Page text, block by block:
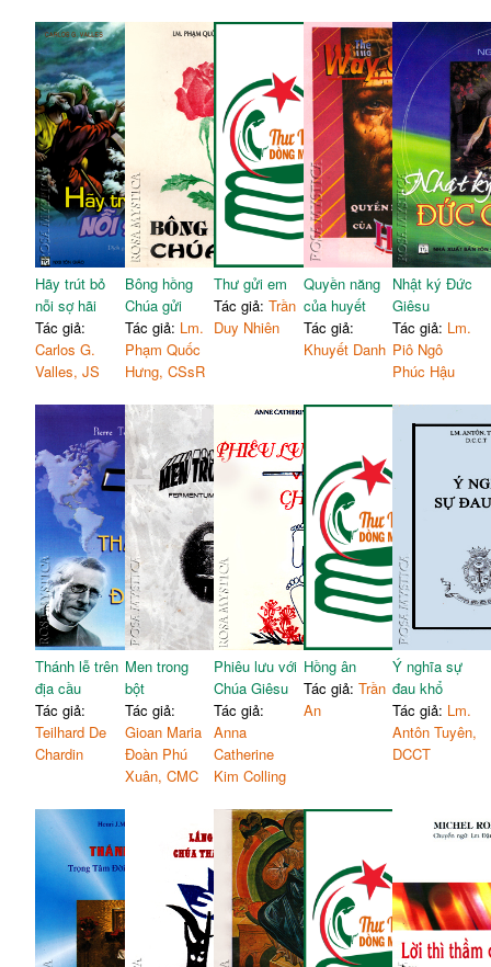
Hãy trút bỏ
nỗi sợ hãi
Tác giả:
Carlos G.
Valles, JS
Bông hồng
Chúa gửi
Tác giả: Lm.
Phạm Quốc
Hưng, CSsR
Thư gửi em
Tác giả:Trần
Duy Nhiên
Quyền năng
của huyết
Tác giả:
Khuyết Danh
Nhật ký Đức
Giêsu
Tác giả: Lm.
Piô Ngô
Phúc Hậu
Thánh lễ trên
địa cầu
Tác giả:
Teilhard De
Chardin
Men trong
bột
Tác giả:
Gioan Maria
Đoàn Phú
Xuân, CMC
Phiêu lưu với
Chúa Giêsu
Tác giả:
Anna
Catherine
Kim Colling
Hồng ân
Tác giả: Trần
An
Ý nghĩa sự
đau khổ
Tác giả: Lm.
Antôn Tuyên,
DCCT